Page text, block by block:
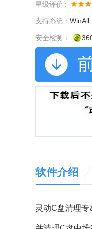
星级评价 :
支持系统： WinAll
安全检测：
软件介绍
灵动C盘清理